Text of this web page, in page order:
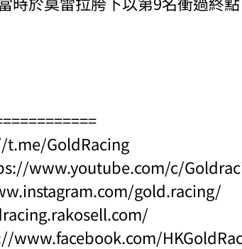
t.me/GoldRacing
www.youtube.com/c/
gold.racing/
www.facebook.com/